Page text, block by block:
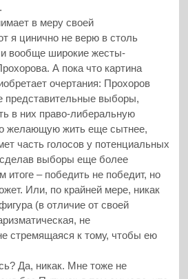
в меру своей
я цинично не верю в столь
вообще широкие жесты-
А пока что картина
очертания: Прохоров
представительные выборы,
в них право-либеральную
желающую жить еще сытнее,
часть голосов у потенциальных
сделав выборы еще более
– победить не победит, но
Или, по крайней мере, никак
(в отличие от своей
не
стремящаяся к тому, чтобы ею
Да, никак. Мне тоже не